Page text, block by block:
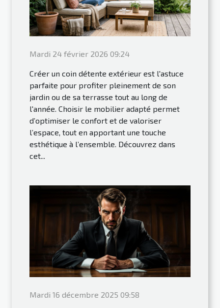
Mardi 24 février 2026 09:24
Créer un coin détente extérieur est l'astuce
parfaite pour profiter pleinement de son
jardin ou de sa terrasse tout au long de
l'année. Choisir le mobilier adapté permet
d’optimiser le confort et de valoriser
l’espace, tout en apportant une touche
esthétique à l’ensemble. Découvrez dans
cet...
Mardi 16 décembre 2025 09:58